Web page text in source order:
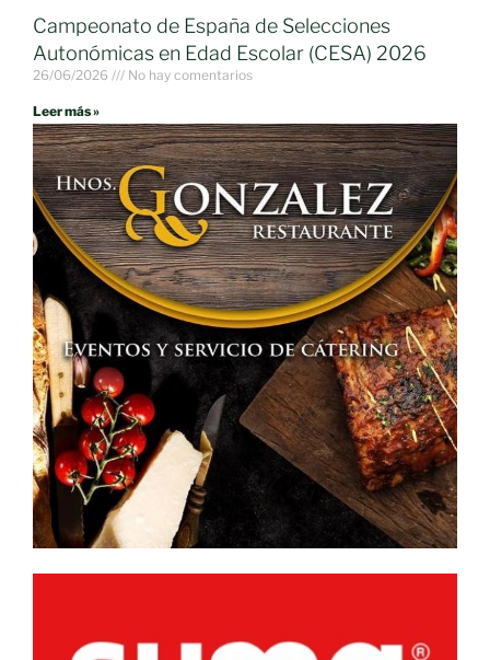
Campeonato de España de Selecciones
Autonómicas en Edad Escolar (CESA) 2026
26/06/2026 No hay comentarios
Leer más »